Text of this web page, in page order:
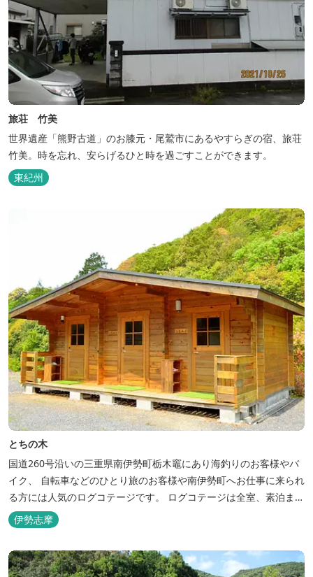
旅荘 竹美
世界遺産「熊野古道」のお膝元・尾鷲市にあるやすらぎの宿、旅荘
竹美。時を忘れ、安らげるひと時を過ごすことができます。
東紀州
とちの木
国道260号沿いの三重県南伊勢町栃木竈にあり海釣りのお客様やバ
イク、 自転車などのひとり旅のお客様や南伊勢町へお仕事に来られ
る方には人気のログコテージです。 ログコテージは全室、素泊まり
となっており、おひとり様限定のお部屋、お二人様限定のお部屋、
3名様から5名様限定のお部屋とあります。 お風呂やトイレは別棟
人気のトンテ...
伊勢志摩